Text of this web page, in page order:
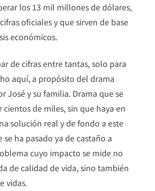
los 13 mil millones de dólares,
oficiales y que sirven de base
económicos.
de cifras entre tantas, solo para
aquí, a propósito del drama
José y su familia. Drama que se
de miles, sin que haya en
solución real y de fondo a este
ha pasado ya de castaño a
cuyo impacto se mide no
de calidad de vida, sino también
vidas.